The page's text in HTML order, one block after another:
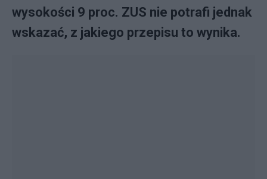
wysokości 9 proc. ZUS nie potrafi jednak
wskazać, z jakiego przepisu to wynika.